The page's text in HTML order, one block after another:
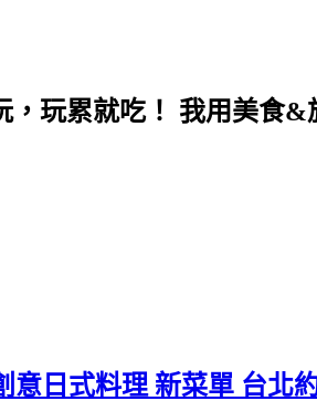
玩累就吃！ 我用美食
意日式料理 新菜單 台北